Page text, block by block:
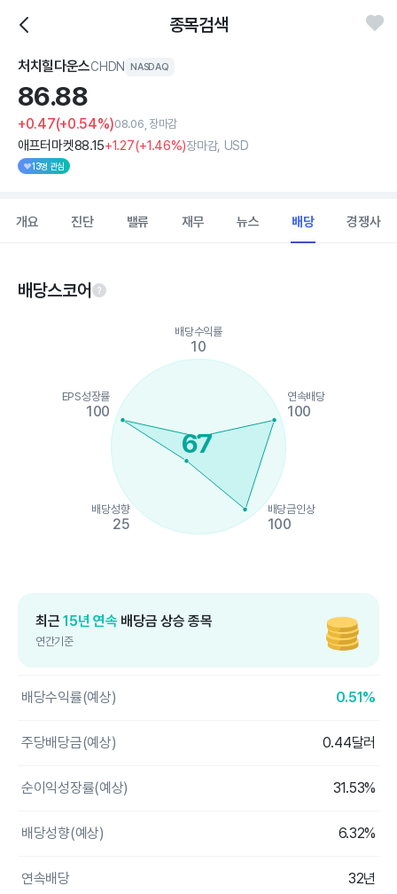
종목검색
처치힐다운스CHDN NASDAQ
86.88
+0.47(+0.54%)08.06, 장마감
애프터마켓88.15+1.27(+1.46%)장마감, USD
13명 관심
개요 진단 밸류 재무 뉴스 배당 경쟁사
배당스코어
The chart has 1 X axis displaying categories.
The chart has 1 Y axis displaying values. Data ranges from 10
67
배당수익률
10
연속배당
100
배당금인상
100
배당성향
25
EPS성장률
100
최근15년 연속 배당금 상승 종목
연간기준
배당수익률(예상) 0.51%
주당배당금(예상) 0.44달러
순이익성장률(예상) 31.53%
배당성향(예상) 6.32%
연속배당 32년